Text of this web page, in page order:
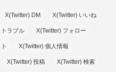
X(Twitter) DM X(Twitter) いいね
ラブル X(Twitter) フォロー
X(Twitter) 個人情報
X(Twitter) 投稿 X(Twitter) 検索